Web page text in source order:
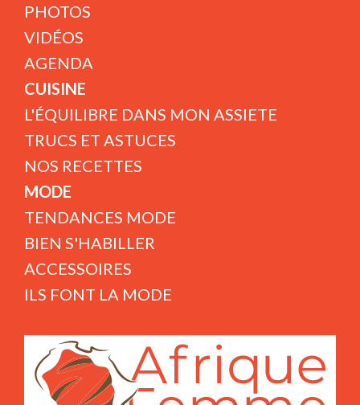
PHOTOS
VIDÉOS
AGENDA
CUISINE
L'ÉQUILIBRE DANS MON ASSIETE
TRUCS ET ASTUCES
NOS RECETTES
MODE
TENDANCES MODE
BIEN S'HABILLER
ACCESSOIRES
ILS FONT LA MODE